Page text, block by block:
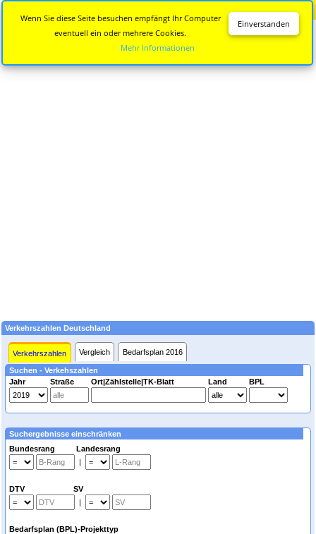
Verkehrszahlen Deutschland
Verkehrszahlen Vergleich Bedarfsplan 2016
Suchen - Verkehszahlen
Jahr
Straße Ort|Zählstelle|TK-Blatt Land BPL
Suchergebnisse einschränken
Bundesrang Landesrang
|
DTV SV
|
Bedarfsplan (BPL)-Projekttyp
Einverstanden
Wenn Sie diese Seite besuchen empfängt Ihr Computer
eventuell ein oder mehrere Cookies.
Mehr Informationen